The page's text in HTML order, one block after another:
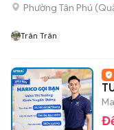
Phường Tân Phú
Trân Trân